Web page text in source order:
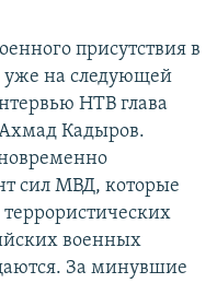
присутствия в
уже на следующей
НТВ глава
Кадыров.
сил МВД, которые
военных
За минувшие